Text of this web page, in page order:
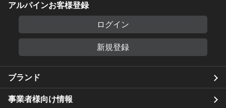
アルパインお客様登録
ログイン
新規登録
ブランド
事業者様向け情報